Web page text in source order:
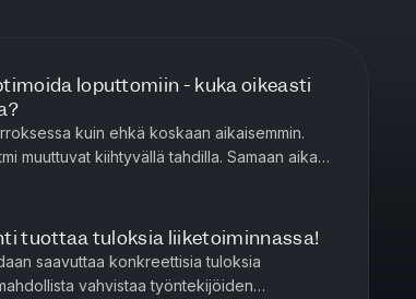
loputtomiin - kuka oikeasti
kuin ehkä koskaan aikaisemmin.
muuttuvat kiihtyvällä tahdilla. Samaan aikaan
ja kok...
tuottaa tuloksia liiketoiminnassa!
saavuttaa konkreettisia tuloksia
vahvistaa työntekijöiden